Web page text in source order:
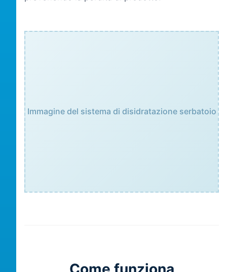
Immagine del sistema di disidratazione serbatoio